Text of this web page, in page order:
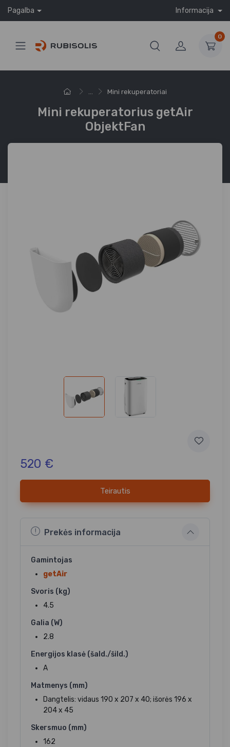
Pagalba Informacija
0
... Mini rekuperatoriai
Mini rekuperatorius getAir
ObjektFan
520 €
Teirautis
Prekės informacija
Gamintojas
getAir
Svoris (kg)
4.5
Galia (W)
2.8
Energijos klasė (šald./šild.)
A
Matmenys (mm)
Dangtelis: vidaus 190 x 207 x 40; išorės 196 x
204 x 45
Skersmuo (mm)
162